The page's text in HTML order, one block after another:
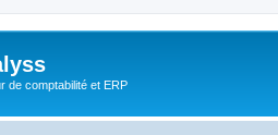
de comptabilité et ERP